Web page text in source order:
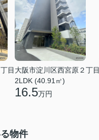
目 大阪市淀川区西宮原２丁目
2LDK (40.91㎡)
16.5万円
物件